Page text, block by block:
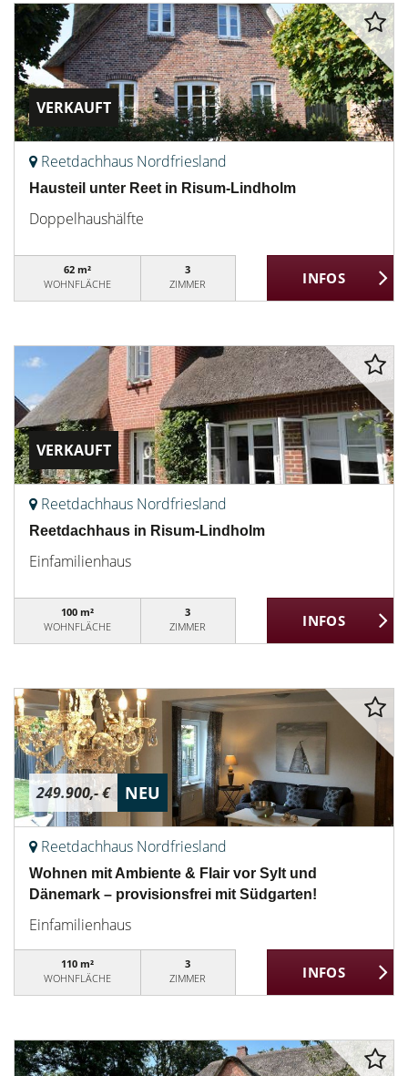
VERKAUFT
Reetdachhaus Nordfriesland
Hausteil unter Reet in Risum-Lindholm
Doppelhaushälfte
62 m²
WOHNFLÄCHE
3
ZIMMER
VERKAUFT
Reetdachhaus Nordfriesland
Reetdachhaus in Risum-Lindholm
Einfamilienhaus
100 m²
WOHNFLÄCHE
3
ZIMMER
249.900,- € NEU
Reetdachhaus Nordfriesland
Wohnen mit Ambiente & Flair vor Sylt und
Dänemark – provisionsfrei mit Südgarten!
Einfamilienhaus
110 m²
WOHNFLÄCHE
3
ZIMMER